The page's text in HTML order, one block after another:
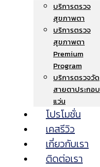
บริการตรวจ
สุขภาพตา
บริการตรวจ
สุขภาพตา
Premium
Program
บริการตรวจวัด
สายตาประกอบ
แว่น
โปรโมชั่น
เคสรีวิว
เกี่ยวกับเรา
ติดต่อเรา